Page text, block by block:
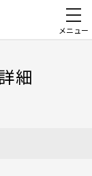
メニュー
細